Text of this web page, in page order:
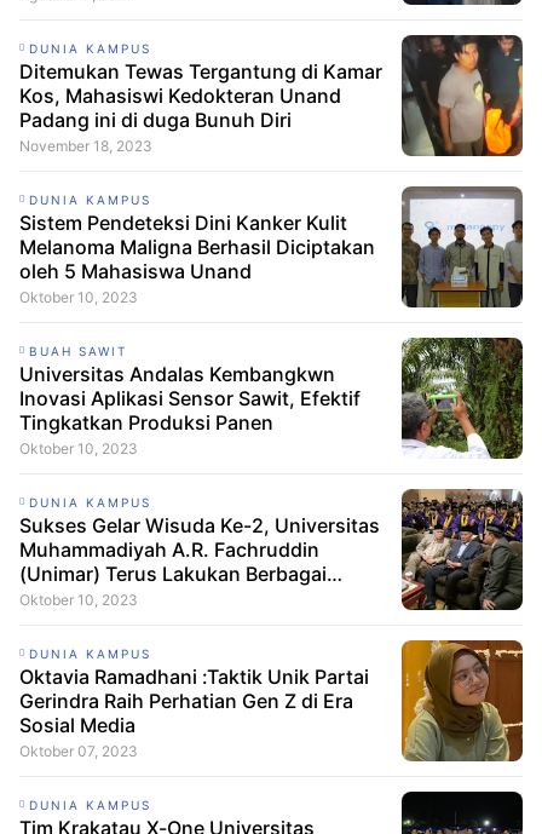
DUNIA KAMPUS
Ditemukan Tewas Tergantung di Kamar
Kos, Mahasiswi Kedokteran Unand
Padang ini di duga Bunuh Diri
November 18, 2023
DUNIA KAMPUS
Sistem Pendeteksi Dini Kanker Kulit
Melanoma Maligna Berhasil Diciptakan
oleh 5 Mahasiswa Unand
Oktober 10, 2023
BUAH SAWIT
Universitas Andalas Kembangkwn
Inovasi Aplikasi Sensor Sawit, Efektif
Tingkatkan Produksi Panen
Oktober 10, 2023
DUNIA KAMPUS
Sukses Gelar Wisuda Ke-2, Universitas
Muhammadiyah A.R. Fachruddin
(Unimar) Terus Lakukan Berbagai
Inovasi
Oktober 10, 2023
DUNIA KAMPUS
Oktavia Ramadhani :Taktik Unik Partai
Gerindra Raih Perhatian Gen Z di Era
Sosial Media
Oktober 07, 2023
DUNIA KAMPUS
Tim Krakatau X-One Universitas